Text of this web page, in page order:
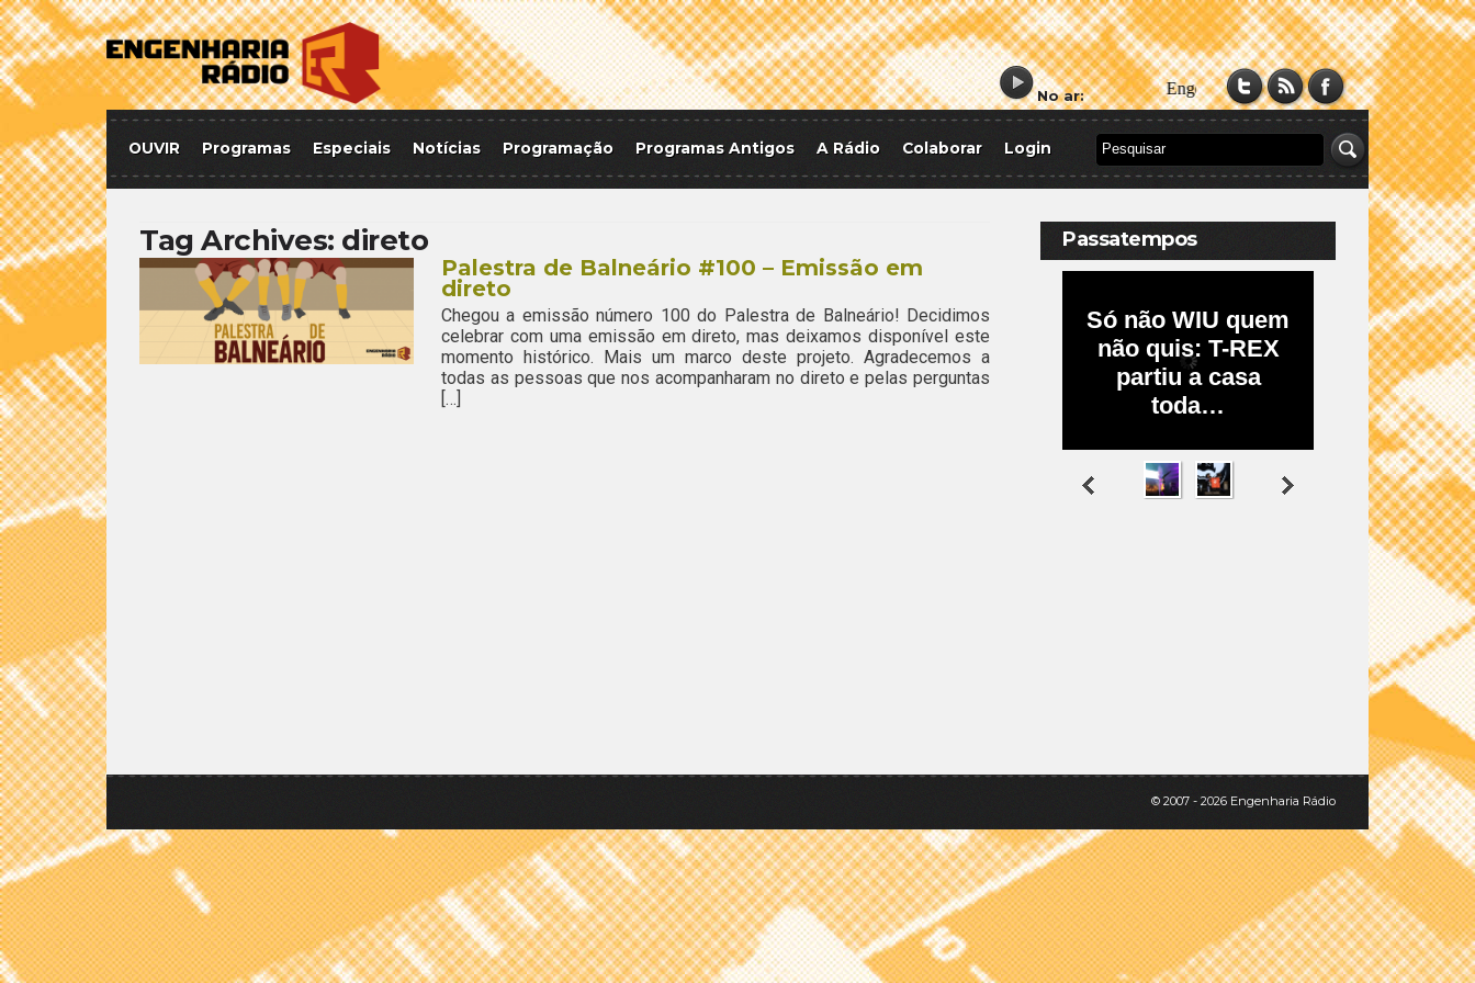
No ar:
OUVIR Programas Especiais Notícias Programação Programas Antigos A Rádio Colaborar Login
Tag Archives: direto
Palestra de Balneário #100 – Emissão em
direto
Chegou a emissão número 100 do Palestra de Balneário! Decidimos
celebrar com uma emissão em direto, mas deixamos disponível este
momento histórico. Mais um marco deste projeto. Agradecemos a
todas as pessoas que nos acompanharam no direto e pelas perguntas
[…]
Passatempos
© 2007 - 2026 Engenharia Rádio